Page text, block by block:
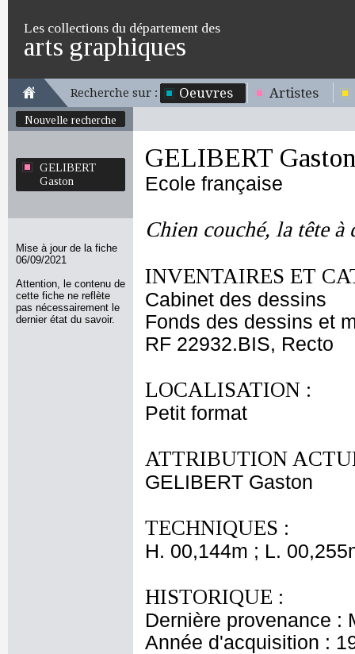
Les collections du département des
arts graphiques
Recherche sur : Oeuvres Artistes
Nouvelle recherche
GELIBERT
Gaston
Mise à jour de la fiche
06/09/2021
Attention, le contenu de
cette fiche ne reflète
pas nécessairement le
dernier état du savoir.
GELIBERT Gaston
Ecole française
Chien couché, la tête à
INVENTAIRES ET
Cabinet des dessins
Fonds des dessins et
RF 22932.BIS, Recto
LOCALISATION :
Petit format
ATTRIBUTION
GELIBERT Gaston
TECHNIQUES :
H. 00,144m ; L.
HISTORIQUE :
Dernière provenance :
Année d'acquisition :